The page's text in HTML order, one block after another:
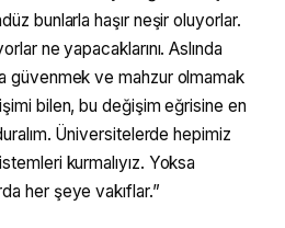
bunlarla haşır neşir oluyorlar.
ne yapacaklarını. Aslında
güvenmek ve mahzur olmamak
bilen, bu değişim eğrisine en
Üniversitelerde hepimiz
kurmalıyız. Yoksa
her şeye vakıflar.”